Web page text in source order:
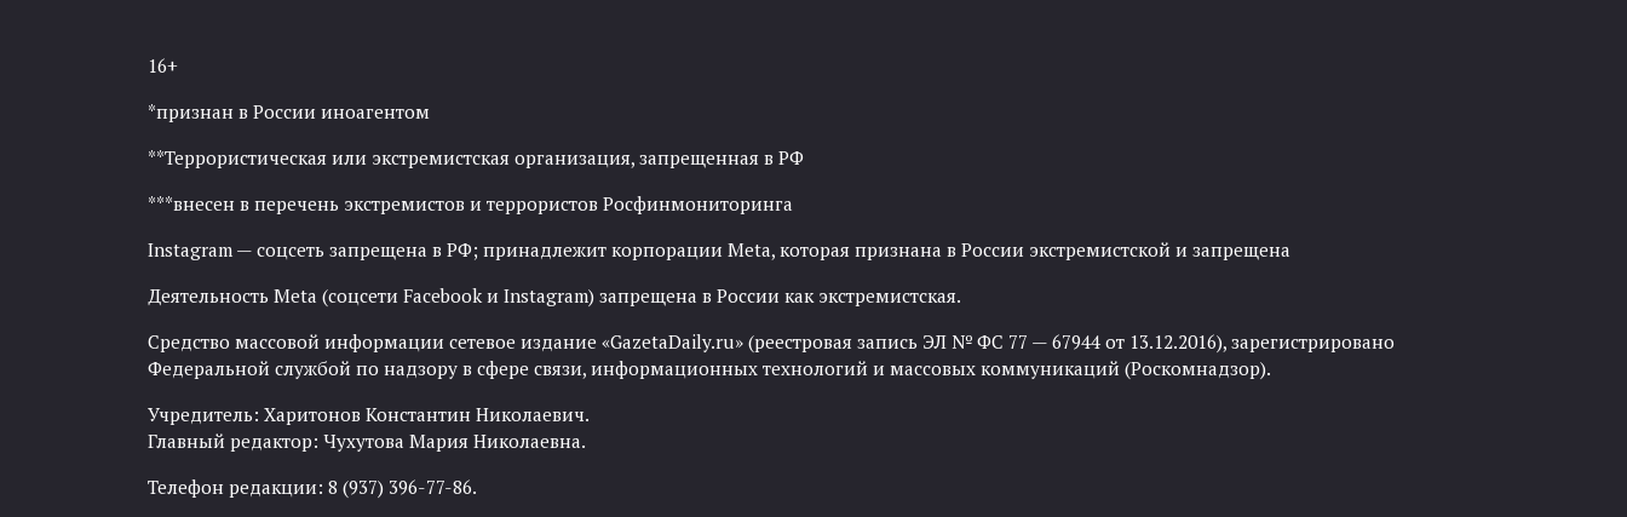
16+
*признан в России иноагентом
**Террористическая или экстремистская организация, запрещенная в РФ
***внесен в перечень экстремистов и террористов Росфинмониторинга
Instagram — соцсеть запрещена в РФ; принадлежит корпорации Meta, которая признана в России экстремистской и запрещена
Деятельность Meta (соцсети Facebook и Instagram) запрещена в России как экстремистская.
Средство массовой информации сетевое издание «GazetaDaily.ru» (реестровая запись ЭЛ № ФС 77 — 67944 от 13.12.2016), зарегистрировано
Федеральной службой по надзору в сфере связи, информационных технологий и массовых коммуникаций (Роскомнадзор).
Учредитель: Харитонов Константин Николаевич.
Главный редактор: Чухутова Мария Николаевна.
Телефон редакции: 8 (937) 396-77-86.